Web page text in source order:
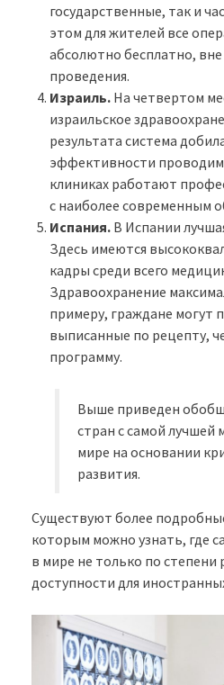
государственные, так и
этом для жителей все
абсолютно бесплатно,
проведения.
Израиль. На четвертом
израильское
результата система
эффективности
клиниках работают
с наиболее современным
Испания. В Испании
Здесь имеются
кадры среди всего
Здравоохранение
примеру, граждане могут
выписанные по рецепту,
программу.
Выше приведен
стран с самой лучшей
мире на основании
развития.
Существуют более
которым можно узнать, где
в мире не только по степени
доступности для